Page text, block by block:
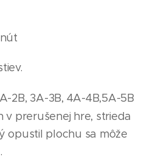
iev.
2B, 3A-3B, 4A-4B,5A-5B
v prerušenej hre, strieda
opustil plochu sa môže